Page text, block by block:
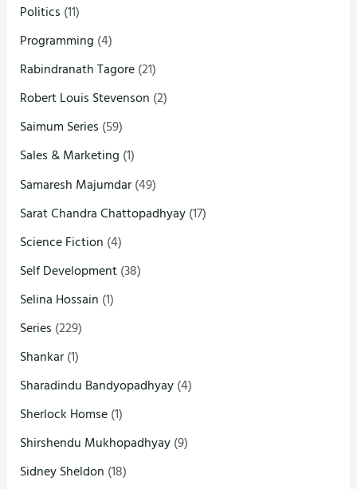
Politics (11)
Programming (4)
Rabindranath Tagore(21)
Robert Louis Stevenson (2)
Saimum Series (59)
Sales & Marketing (1)
Samaresh Majumdar(49)
Sarat Chandra Chattopadhyay(17)
Science Fiction (4)
Self Development(38)
Selina Hossain (1)
Series (229)
Shankar(1)
Sharadindu Bandyopadhyay(4)
Sherlock Homse(1)
Shirshendu Mukhopadhyay(9)
Sidney Sheldon (18)